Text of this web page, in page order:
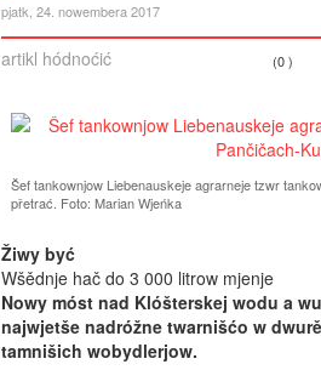
pjatk, 24. nowembera 2017
artikl hódnoćić (0 )
Šef tankownjow Liebenauskeje agrarneje tzwr
přetrać. Foto: Marian Wjeńka
Žiwy być
Wšědnje hač do 3 000 litrow mjenje
Nowy móst nad Klóšterskej wodu a
najwjetše nadróžne twarnišćo w
tamnišich wobydlerjow.